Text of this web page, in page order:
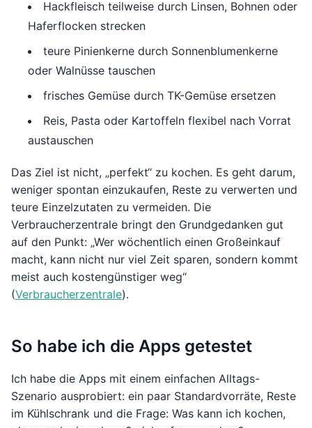
Hackfleisch teilweise durch Linsen, Bohnen oder
Haferflocken strecken
teure Pinienkerne durch Sonnenblumenkerne
oder Walnüsse tauschen
frisches Gemüse durch TK-Gemüse ersetzen
Reis, Pasta oder Kartoffeln flexibel nach Vorrat
austauschen
Das Ziel ist nicht, „perfekt“ zu kochen. Es geht darum,
weniger spontan einzukaufen, Reste zu verwerten und
teure Einzelzutaten zu vermeiden. Die
Verbraucherzentrale bringt den Grundgedanken gut
auf den Punkt: „Wer wöchentlich einen Großeinkauf
macht, kann nicht nur viel Zeit sparen, sondern kommt
meist auch kostengünstiger weg“
(Verbraucherzentrale).
So habe ich die Apps getestet
Ich habe die Apps mit einem einfachen Alltags-
Szenario ausprobiert: ein paar Standardvorräte, Reste
im Kühlschrank und die Frage: Was kann ich kochen,